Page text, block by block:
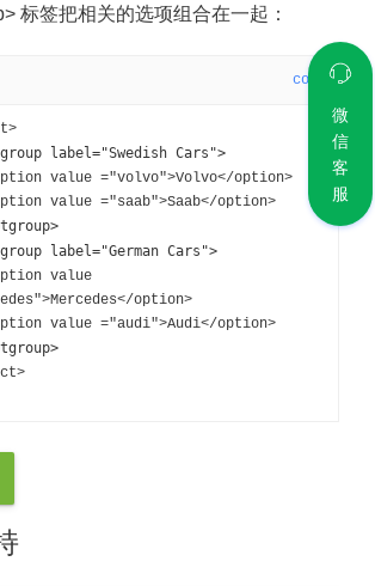
标签把相关的选项组合在一起：
code
label="Swedish Cars">
<option value ="volvo">Volvo</option>
<option value ="saab">Saab</option>
label="German Cars">
option>
<option value ="audi">Audi</option>
微
信
客
服